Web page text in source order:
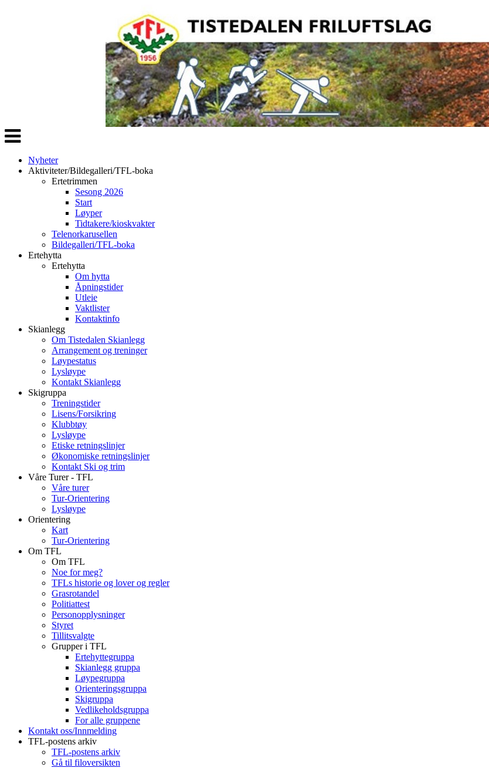
Veksle
navigasjon
Nyheter
Aktiviteter/Bildegalleri/TFL-boka
Ertetrimmen
Sesong 2026
Start
Løyper
Tidtakere/kioskvakter
Telenorkarusellen
Bildegalleri/TFL-boka
Ertehytta
Ertehytta
Om hytta
Åpningstider
Utleie
Vaktlister
Kontaktinfo
Skianlegg
Om Tistedalen Skianlegg
Arrangement og treninger
Løypestatus
Lysløype
Kontakt Skianlegg
Skigruppa
Treningstider
Lisens/Forsikring
Klubbtøy
Lysløype
Etiske retningslinjer
Økonomiske retningslinjer
Kontakt Ski og trim
Våre Turer - TFL
Våre turer
Tur-Orientering
Lysløype
Orientering
Kart
Tur-Orientering
Om TFL
Om TFL
Noe for meg?
TFLs historie og lover og regler
Grasrotandel
Politiattest
Personopplysninger
Styret
Tillitsvalgte
Grupper i TFL
Ertehyttegruppa
Skianlegg gruppa
Løypegruppa
Orienteringsgruppa
Skigruppa
Vedlikeholdsgruppa
For alle gruppene
Kontakt oss/Innmelding
TFL-postens arkiv
TFL-postens arkiv
Gå til filoversikten